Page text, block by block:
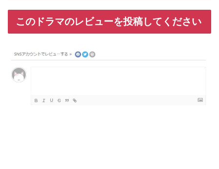
このドラマのレビューを投稿してください